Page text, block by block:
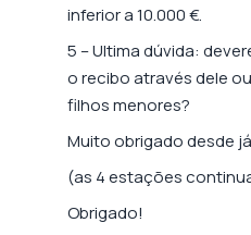
inferior a 10.000 €.
5 – Ultima dúvida:
o recibo através dele
filhos menores?
Muito obrigado desde
(as 4 estações
Obrigado!